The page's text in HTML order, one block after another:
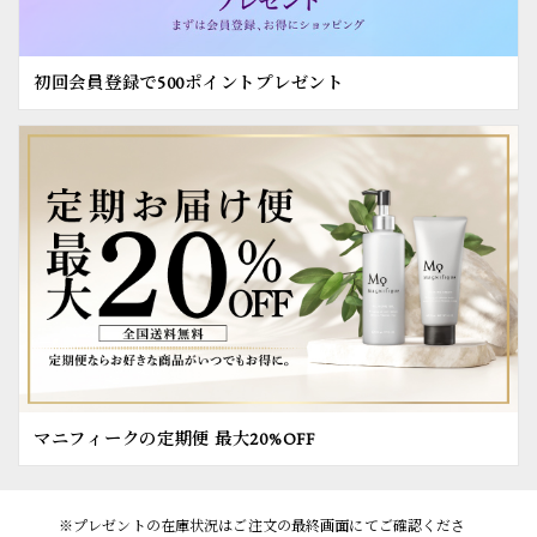
初回会員登録で500ポイントプレゼント
マニフィークの定期便 最大20%OFF
※プレゼントの在庫状況はご注文の最終画面にてご確認くださ